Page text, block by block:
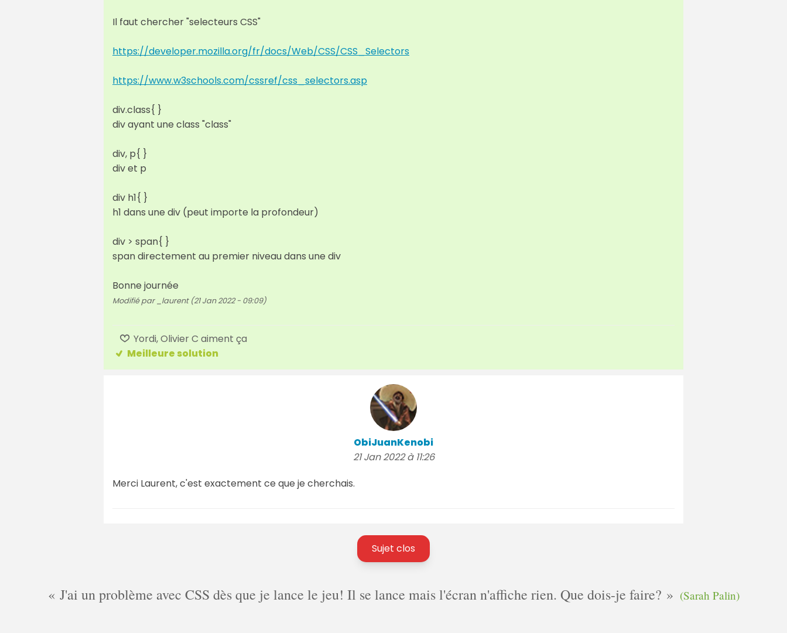
Il faut chercher "selecteurs CSS"
https://developer.mozilla.org/fr/docs/Web/CSS/CSS_Selectors
https://www.w3schools.com/cssref/css_selectors.asp
div.class{ }
div ayant une class "class"
div, p{ }
div et p
div h1{ }
h1 dans une div (peut importe la profondeur)
div > span{ }
span directement au premier niveau dans une div
Bonne journée
Modifié par _laurent (21 Jan 2022 - 09:09)
Yordi, Olivier C aiment ça
Meilleure solution
ObiJuanKenobi
21 Jan 2022 à 11:26
Merci Laurent, c'est exactement ce que je cherchais.
Sujet clos
J'ai un problème avec CSS dès que je lance le jeu! Il se lance mais l'écran n'affiche rien. Que dois-je faire? (Sarah Palin)